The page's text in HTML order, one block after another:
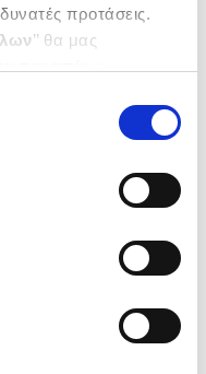
προτάσεις.
’’ θα μας
τα παρακάτω με την
σχετικά με